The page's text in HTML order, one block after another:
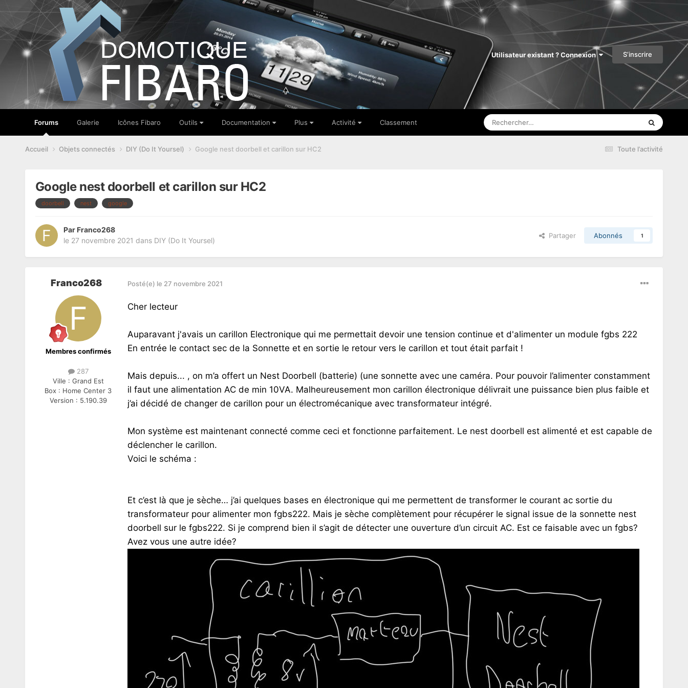
Utilisateur existant ? Connexion S’inscrire
Forums Galerie Icônes Fibaro Outils Documentation Plus Activité Classement
Toute l’activité
Accueil Objets connectés DIY (Do It Yoursel) Google nest doorbell et carillon sur HC2
Google nest doorbell et carillon sur HC2
doorbell nest google
Par Franco268
le 27 novembre 2021 dans DIY (Do It Yoursel)
Partager Abonnés 1
Franco268
Membres confirmés
287
Ville : Grand Est
Box : Home Center 3
Version : 5.190.39
Posté(e) le 27 novembre 2021
Cher lecteur
Auparavant j'avais un carillon Electronique qui me permettait devoir une tension continue et d'alimenter un module fgbs 222
En entrée le contact sec de la Sonnette et en sortie le retour vers le carillon et tout était parfait !
Mais depuis... , on m’a offert un Nest Doorbell (batterie) (une sonnette avec une caméra. Pour pouvoir l’alimenter constamment
il faut une alimentation AC de min 10VA. Malheureusement mon carillon électronique délivrait une puissance bien plus faible et
j’ai décidé de changer de carillon pour un électromécanique avec transformateur intégré.
Mon système est maintenant connecté comme ceci et fonctionne parfaitement. Le nest doorbell est alimenté et est capable de
déclencher le carillon.
Voici le schéma :
Et c’est là que je sèche… j’ai quelques bases en électronique qui me permettent de transformer le courant ac sortie du
transformateur pour alimenter mon fgbs222. Mais je sèche complètement pour récupérer le signal issue de la sonnette nest
doorbell sur le fgbs222. Si je comprend bien il s’agit de détecter une ouverture d’un circuit AC. Est ce faisable avec un fgbs?
Avez vous une autre idée?